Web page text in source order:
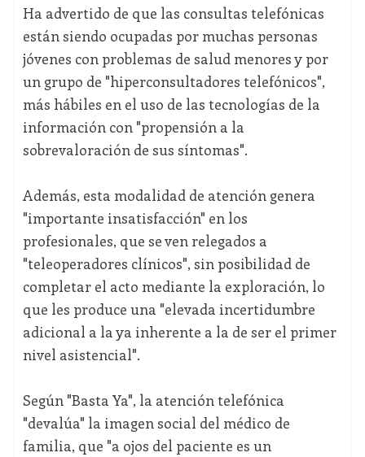
Ha advertido de que las consultas telefónicas
están siendo ocupadas por muchas personas
jóvenes con problemas de salud menores y por
un grupo de "hiperconsultadores telefónicos",
más hábiles en el uso de las tecnologías de la
información con "propensión a la
sobrevaloración de sus síntomas".
Además, esta modalidad de atención genera
"importante insatisfacción" en los
profesionales, que se ven relegados a
"teleoperadores clínicos", sin posibilidad de
completar el acto mediante la exploración, lo
que les produce una "elevada incertidumbre
adicional a la ya inherente a la de ser el primer
nivel asistencial".
Según "Basta Ya", la atención telefónica
"devalúa" la imagen social del médico de
familia, que "a ojos del paciente es un